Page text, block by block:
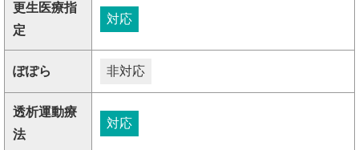
更生医療指
定
対応
ぽぽら 非対応
透析運動療
法
対応